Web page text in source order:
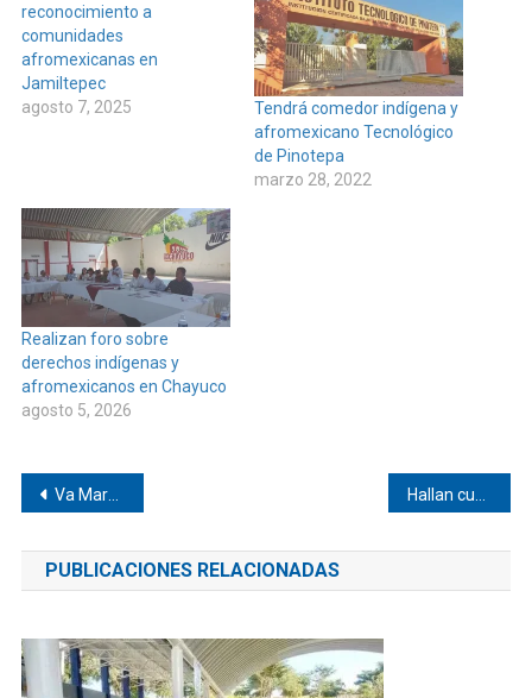
reconocimiento a
comunidades
afromexicanas en
Jamiltepec
agosto 7, 2025
Tendrá comedor indígena y
afromexicano Tecnológico
de Pinotepa
marzo 28, 2022
Realizan foro sobre
derechos indígenas y
afromexicanos en Chayuco
agosto 5, 2026
Navegación
de
entradas
Va Marbel por la reelección en Pinotepa Hallan cuerpo sin vida en San José Río Viejo
PUBLICACIONES RELACIONADAS